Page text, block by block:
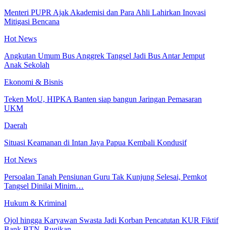
Menteri PUPR Ajak Akademisi dan Para Ahli Lahirkan Inovasi
Mitigasi Bencana
Hot News
Angkutan Umum Bus Anggrek Tangsel Jadi Bus Antar Jemput
Anak Sekolah
Ekonomi & Bisnis
Teken MoU, HIPKA Banten siap bangun Jaringan Pemasaran
UKM
Daerah
Situasi Keamanan di Intan Jaya Papua Kembali Kondusif
Hot News
Persoalan Tanah Pensiunan Guru Tak Kunjung Selesai, Pemkot
Tangsel Dinilai Minim…
Hukum & Kriminal
Ojol hingga Karyawan Swasta Jadi Korban Pencatutan KUR Fiktif